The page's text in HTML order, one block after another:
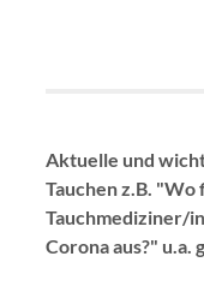
Aktuelle und
Tauchen z.B.
Tauchmediziner/
Corona aus?" u.a.